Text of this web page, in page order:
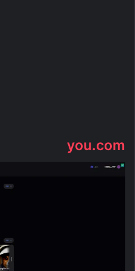
you.com